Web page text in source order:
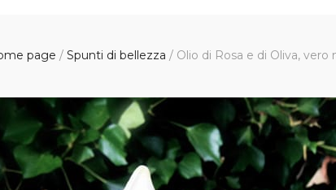
page / Spunti di bellezza / Olio di Rosa e di Oliva,